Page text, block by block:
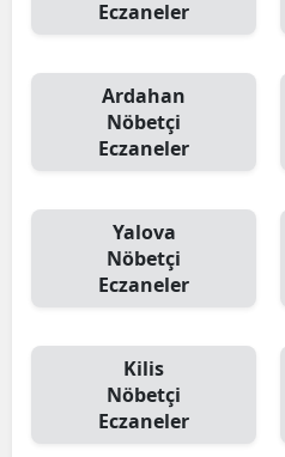
Eczaneler
Ardahan
Nöbetçi
Eczaneler
Yalova
Nöbetçi
Eczaneler
Kilis
Nöbetçi
Eczaneler